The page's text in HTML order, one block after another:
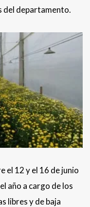
del departamento.
el 12 y el 16 de junio
año a cargo de los
libres y de baja